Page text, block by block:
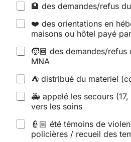
🏨 des demandes/refus du
❤️ des orientations en
maisons ou hôtel payé
🧒🏾 des demandes/refus
MNA
⛺ distribué du materiel
🚑 appelé les secours
vers les soins
👮🏼 été témoins de
policières / recueil des